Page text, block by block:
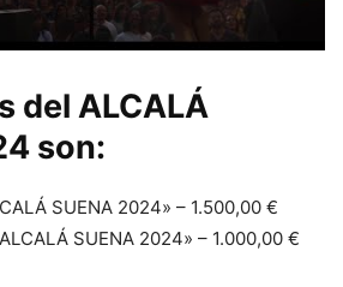
del ALCALÁ
son:
SUENA 2024» – 1.500,00 €
SUENA 2024» – 1.000,00 €